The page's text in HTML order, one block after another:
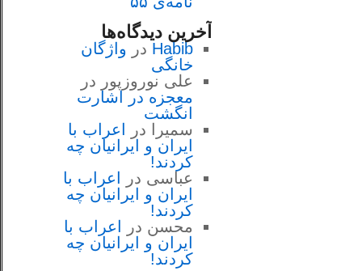
آخرین دیدگاه‌ها
Habib در واژگان
خانگی
علی نوروزپور در
معجزه در اشارت
انگشت
سمیرا
در
اعراب با
ايران و ايرانيان چه
كردند!
عباسی در
اعراب با
ايران و ايرانيان چه
كردند!
محسن در
اعراب با
ايران و ايرانيان چه
كردند!